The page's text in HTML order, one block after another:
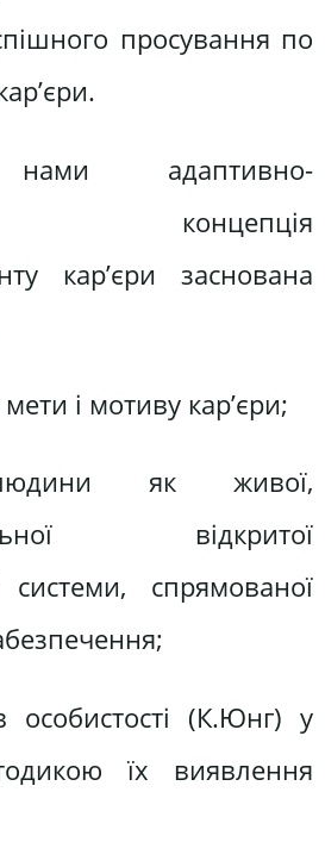
просування по
нами адаптивно-
концепція
кар’єри заснована
і мотиву кар’єри;
як живої,
відкритої
системи, спрямованої
особистості (К.Юнг) у
їх виявлення